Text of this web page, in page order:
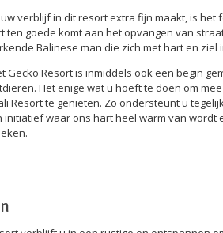
verblijf in dit resort extra fijn maakt, is het
ten goede komt aan het opvangen van
Balinese man die zich met hart en
Gecko Resort is inmiddels ook een begin
Het enige wat u hoeft te doen om
Resort te genieten. Zo ondersteunt u
initiatief waar ons hart heel warm van